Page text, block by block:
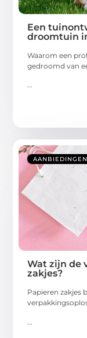
Een
droomtuin
Waarom een
gedroomd van
...
AANBIEDINGEN
Wat zijn de
zakjes?
Papieren zakjes